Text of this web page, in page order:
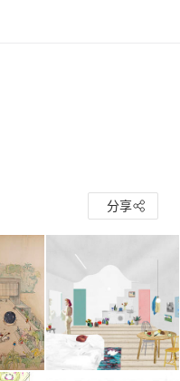
分享